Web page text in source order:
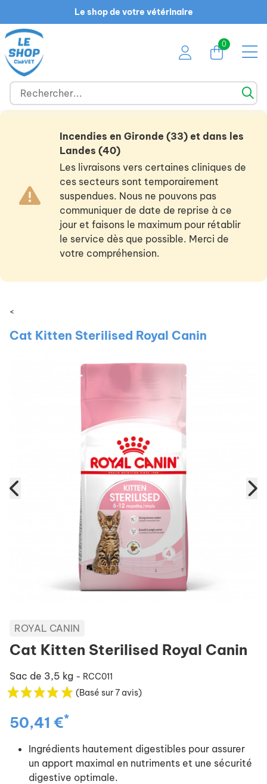
Le shop de votre vétérinaire
0
Incendies en Gironde (33) et dans les
Landes (40)
Les livraisons vers certaines cliniques de
ces secteurs sont temporairement
suspendues. Nous ne pouvons pas
communiquer de date de reprise à ce
jour et faisons le maximum pour rétablir
le service dès que possible. Merci de
votre compréhension.
<
Cat Kitten Sterilised Royal Canin
ROYAL CANIN
Cat Kitten Sterilised Royal Canin
Sac de 3,5 kg - RCC011
(Basé sur 7 avis)
50,41 €*
Ingrédients hautement digestibles pour assurer
un apport maximal en nutriments et une sécurité
digestive optimale.